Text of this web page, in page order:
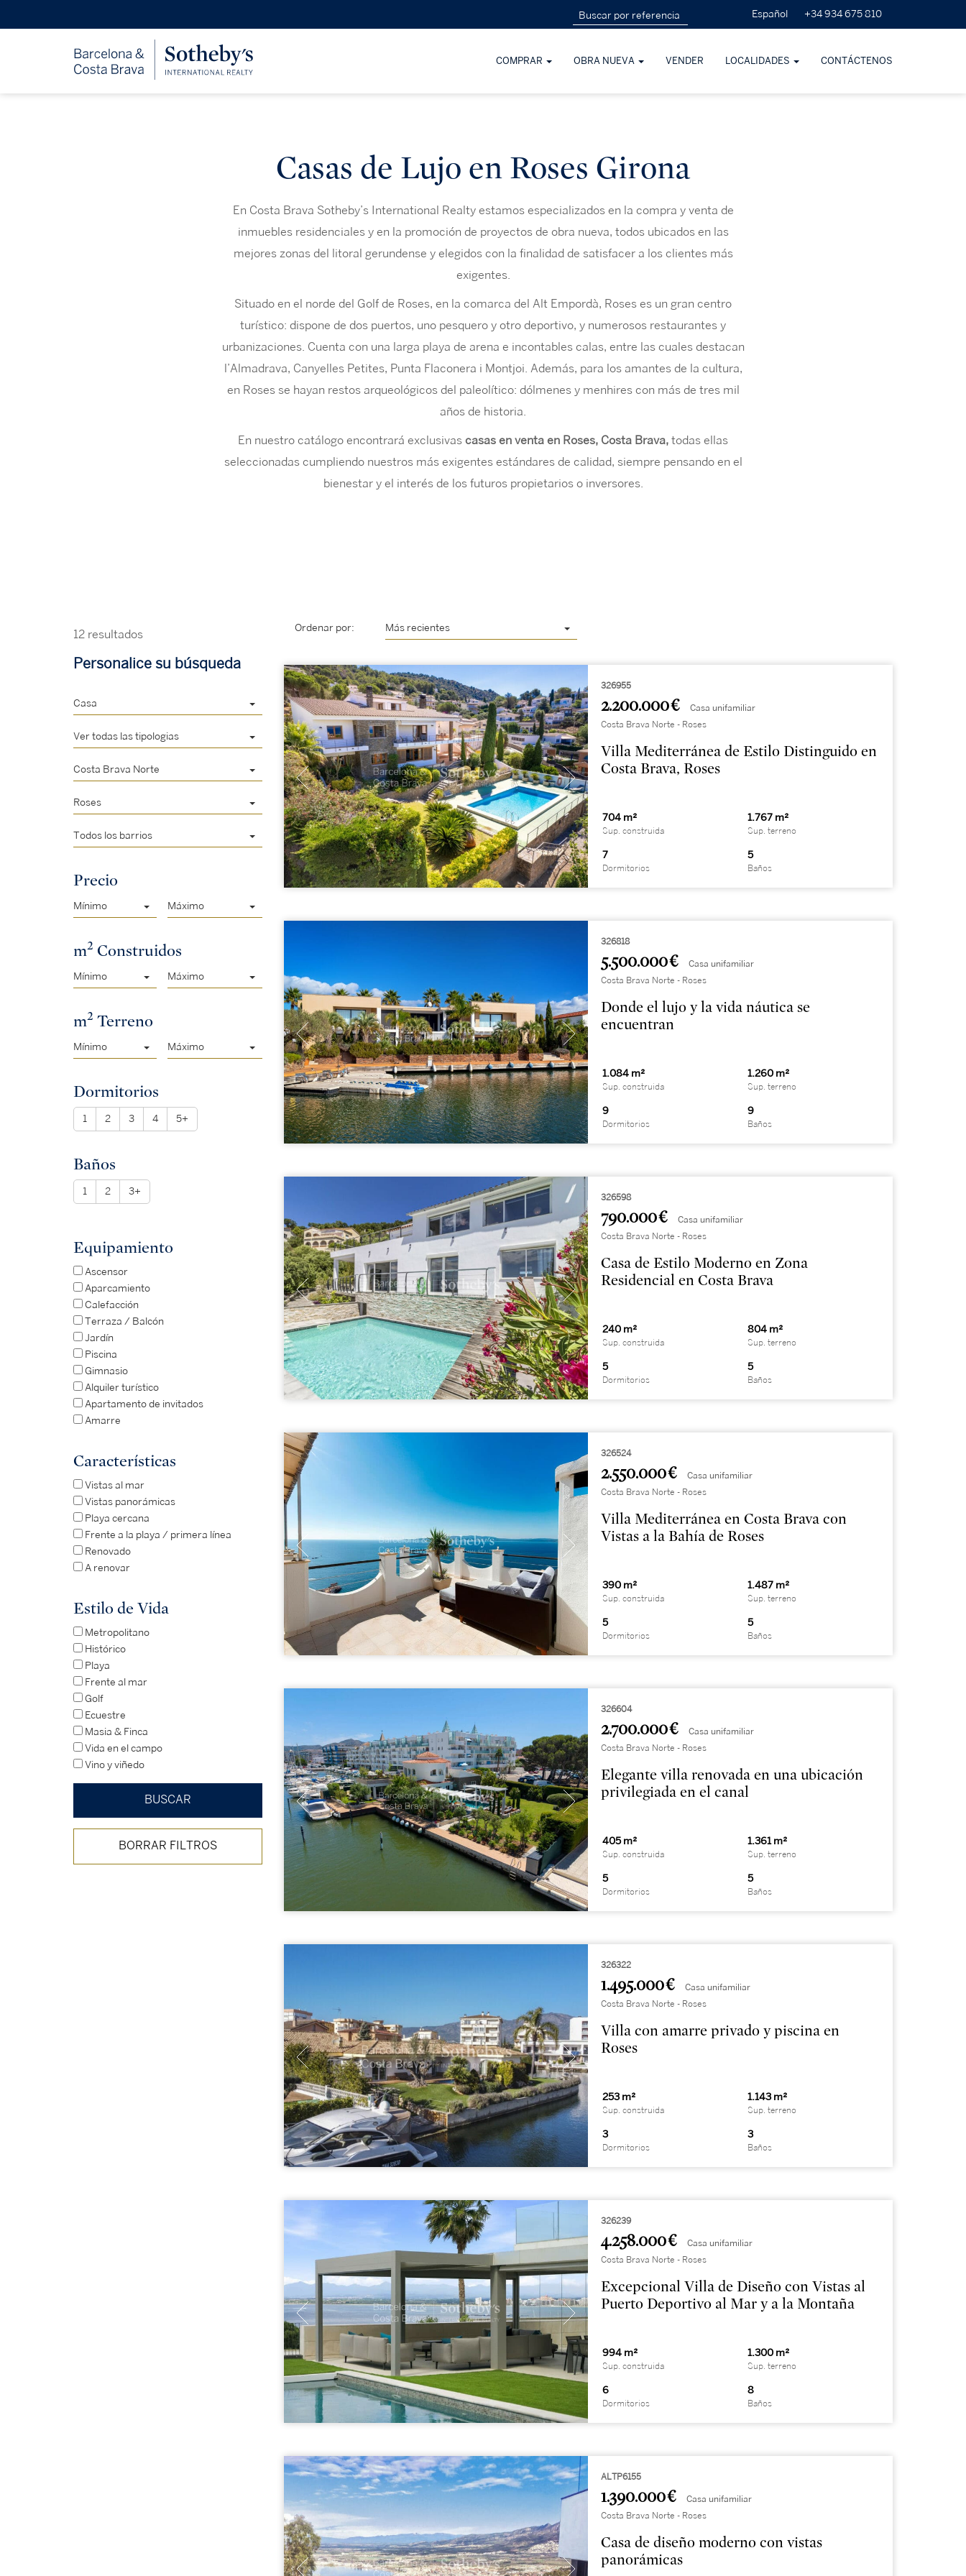
Español +34 934 675 810
COMPRAR OBRA NUEVA VENDER LOCALIDADES CONTÁCTENOS
Casas de Lujo en Roses Girona
En Costa Brava Sotheby’s International Realty estamos especializados en la compra y venta de
inmuebles residenciales y en la promoción de proyectos de obra nueva, todos ubicados en las
mejores zonas del litoral gerundense y elegidos con la finalidad de satisfacer a los clientes más
exigentes.
Situado en el norde del Golf de Roses, en la comarca del Alt Empordà, Roses es un gran centro
turístico: dispone de dos puertos, uno pesquero y otro deportivo, y numerosos restaurantes y
urbanizaciones. Cuenta con una larga playa de arena e incontables calas, entre las cuales destacan
l’Almadrava, Canyelles Petites, Punta Flaconera i Montjoi. Además, para los amantes de la cultura,
en Roses se hayan restos arqueológicos del paleolítico: dólmenes y menhires con más de tres mil
años de historia.
En nuestro catálogo encontrará exclusivas casas en venta en Roses, Costa Brava, todas ellas
seleccionadas cumpliendo nuestros más exigentes estándares de calidad, siempre pensando en el
bienestar y el interés de los futuros propietarios o inversores.
12 resultados
Personalice su búsqueda
Casa
Ver todas las tipologias
Costa Brava Norte
Roses
Todos los barrios
Precio
Mínimo Máximo
m2 Construidos
Mínimo Máximo
m2 Terreno
Mínimo Máximo
Dormitorios
1 2 3 4 5+
Baños
1 2 3+
Equipamiento
Ascensor
Aparcamiento
Calefacción
Terraza / Balcón
Jardín
Piscina
Gimnasio
Alquiler turístico
Apartamento de invitados
Amarre
Características
Vistas al mar
Vistas panorámicas
Playa cercana
Frente a la playa / primera línea
Renovado
A renovar
Estilo de Vida
Metropolitano
Histórico
Playa
Frente al mar
Golf
Ecuestre
Masia & Finca
Vida en el campo
Vino y viñedo
BORRAR FILTROS
Ordenar por: Más recientes
326955
2.200.000 € Casa unifamiliar
Costa Brava Norte - Roses
Villa Mediterránea de Estilo Distinguido en
Costa Brava, Roses
704 m²
Sup. construida
1.767 m²
Sup. terreno
7
Dormitorios
5
Baños
326818
5.500.000 € Casa unifamiliar
Costa Brava Norte - Roses
Donde el lujo y la vida náutica se
encuentran
1.084 m²
Sup. construida
1.260 m²
Sup. terreno
9
Dormitorios
9
Baños
326598
790.000 € Casa unifamiliar
Costa Brava Norte - Roses
Casa de Estilo Moderno en Zona
Residencial en Costa Brava
240 m²
Sup. construida
804 m²
Sup. terreno
5
Dormitorios
5
Baños
326524
2.550.000 € Casa unifamiliar
Costa Brava Norte - Roses
Villa Mediterránea en Costa Brava con
Vistas a la Bahía de Roses
390 m²
Sup. construida
1.487 m²
Sup. terreno
5
Dormitorios
5
Baños
326604
2.700.000 € Casa unifamiliar
Costa Brava Norte - Roses
Elegante villa renovada en una ubicación
privilegiada en el canal
405 m²
Sup. construida
1.361 m²
Sup. terreno
5
Dormitorios
5
Baños
326322
1.495.000 € Casa unifamiliar
Costa Brava Norte - Roses
Villa con amarre privado y piscina en
Roses
253 m²
Sup. construida
1.143 m²
Sup. terreno
3
Dormitorios
3
Baños
326239
4.258.000 € Casa unifamiliar
Costa Brava Norte - Roses
Excepcional Villa de Diseño con Vistas al
Puerto Deportivo al Mar y a la Montaña
994 m²
Sup. construida
1.300 m²
Sup. terreno
6
Dormitorios
8
Baños
ALTP6155
1.390.000 € Casa unifamiliar
Costa Brava Norte - Roses
Casa de diseño moderno con vistas
panorámicas